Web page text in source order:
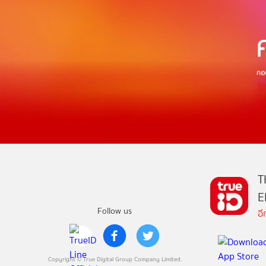
Follow us
Copyright © True Digital Group Company Limited.
อี